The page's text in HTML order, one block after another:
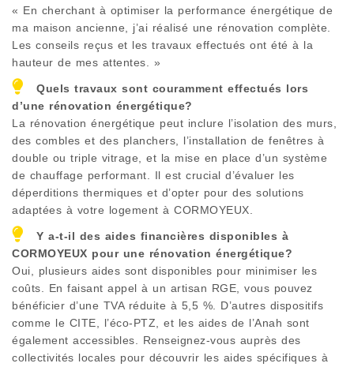
« En cherchant à optimiser la performance énergétique de
ma maison ancienne, j’ai réalisé une rénovation complète.
Les conseils reçus et les travaux effectués ont été à la
hauteur de mes attentes. »
Quels travaux sont couramment effectués lors
d’une rénovation énergétique?
La rénovation énergétique peut inclure l’isolation des murs,
des combles et des planchers, l’installation de fenêtres à
double ou triple vitrage, et la mise en place d’un système
de chauffage performant. Il est crucial d’évaluer les
déperditions thermiques et d’opter pour des solutions
adaptées à votre logement à CORMOYEUX
Y a-t-il des aides financières disponibles à
CORMOYEUX pour une rénovation énergétique?
Oui, plusieurs aides sont disponibles pour minimiser les
coûts. En faisant appel à un artisan RGE, vous pouvez
bénéficier d’une TVA réduite à 5,5 %. D’autres dispositifs
comme le CITE, l’éco-PTZ, et les aides de l’Anah sont
également accessibles. Renseignez-vous auprès des
collectivités locales pour découvrir les aides spécifiques à